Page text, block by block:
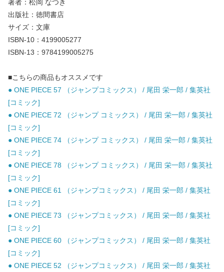
著者：松岡 なつき
出版社：徳間書店
サイズ：文庫
ISBN-10：4199005277
ISBN-13：9784199005275
■こちらの商品もオススメです
● ONE PIECE 57 （ジャンプコミックス） / 尾田 栄一郎 / 集英社
[コミック]
● ONE PIECE 72 （ジャンプ コミックス） / 尾田 栄一郎 / 集英社
[コミック]
● ONE PIECE 74 （ジャンプ コミックス） / 尾田 栄一郎 / 集英社
[コミック]
● ONE PIECE 78 （ジャンプ コミックス） / 尾田 栄一郎 / 集英社
[コミック]
● ONE PIECE 61 （ジャンプコミックス） / 尾田 栄一郎 / 集英社
[コミック]
● ONE PIECE 73 （ジャンプコミックス） / 尾田 栄一郎 / 集英社
[コミック]
● ONE PIECE 60 （ジャンプコミックス） / 尾田 栄一郎 / 集英社
[コミック]
● ONE PIECE 52 （ジャンプコミックス） / 尾田 栄一郎 / 集英社